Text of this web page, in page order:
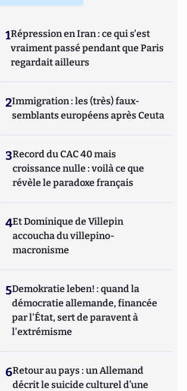
1Répression en Iran : ce qui s'est
vraiment passé pendant que Paris
regardait ailleurs
2Immigration : les (très) faux-
semblants européens après Ceuta
3Record du CAC 40 mais
croissance nulle : voilà ce que
révèle le paradoxe français
4Et Dominique de Villepin
accoucha du villepino-
macronisme
5Demokratie leben! : quand la
démocratie allemande, financée
par l'État, sert de paravent à
l'extrémisme
6Retour au pays : un Allemand
décrit le suicide culturel d’une